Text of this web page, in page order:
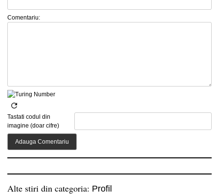
Comentariu:
Tastati codul din
imagine (doar cifre)
Alte stiri din categoria: Profil